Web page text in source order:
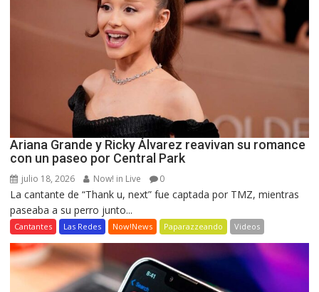
Ariana Grande y Ricky Álvarez reavivan su romance
con un paseo por Central Park
julio 18, 2026 Now! in Live 0
La cantante de “Thank u, next” fue captada por TMZ, mientras
paseaba a su perro junto...
Cantantes Las Redes Now!News Paparazzeando Videos